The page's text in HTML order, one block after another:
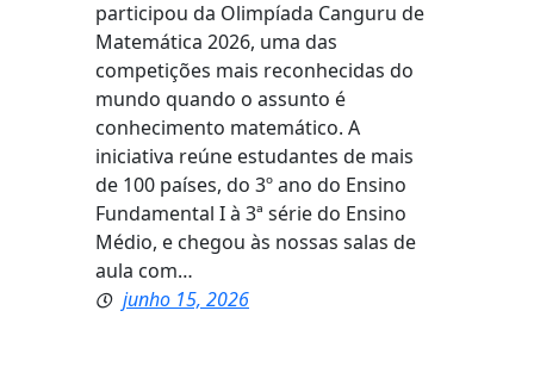
participou da Olimpíada Canguru de
Matemática 2026, uma das
competições mais reconhecidas do
mundo quando o assunto é
conhecimento matemático. A
iniciativa reúne estudantes de mais
de 100 países, do 3º ano do Ensino
Fundamental I à 3ª série do Ensino
Médio, e chegou às nossas salas de
aula com…
junho 15, 2026